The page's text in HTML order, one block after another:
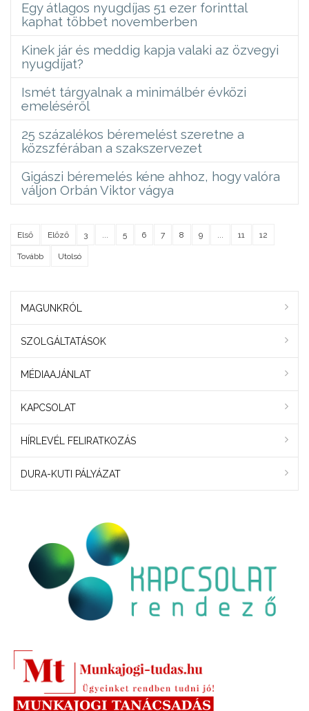
Egy átlagos nyugdíjas 51 ezer forinttal
kaphat többet novemberben
Kinek jár és meddig kapja valaki az özvegyi
nyugdíjat?
Ismét tárgyalnak a minimálbér évközi
emeléséről
25 százalékos béremelést szeretne a
közszférában a szakszervezet
Gigászi béremelés kéne ahhoz, hogy valóra
váljon Orbán Viktor vágya
Első Előző 3 5 6 7 8 9 11 12
Tovább Utolsó
MAGUNKRÓL
SZOLGÁLTATÁSOK
MÉDIAAJÁNLAT
KAPCSOLAT
HÍRLEVÉL FELIRATKOZÁS
DURA-KUTI PÁLYÁZAT